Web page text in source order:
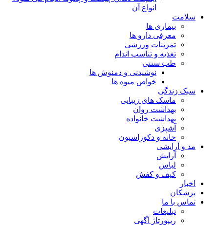
انواع آن
سلامت
بیماری ها
معرفی دارو ها
تمرینات ورزشی
تغذیه و تناسب اندام
طب سنتی
نوشیدنی و دمنوش ها
خواص میوه ها
سبک زندگی
ماسک های زیبایی
بهداشت روان
بهداشت خانواده
آشپزی
خانه و دکوراسیون
مد و آرایشی
آرایش
لباس
کیف و کفش
اخبار
پزشکان
تماس با ما
تبلیغات
ریپورتاژ آگهی